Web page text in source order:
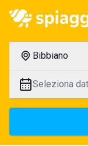
Bibbiano
Seleziona